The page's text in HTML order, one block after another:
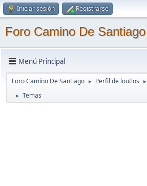
Iniciar sesión Registrarse
Foro Camino De Santiago
Menú Principal
Foro Camino De Santiago ► Perfil de loutlos ►
► Temas